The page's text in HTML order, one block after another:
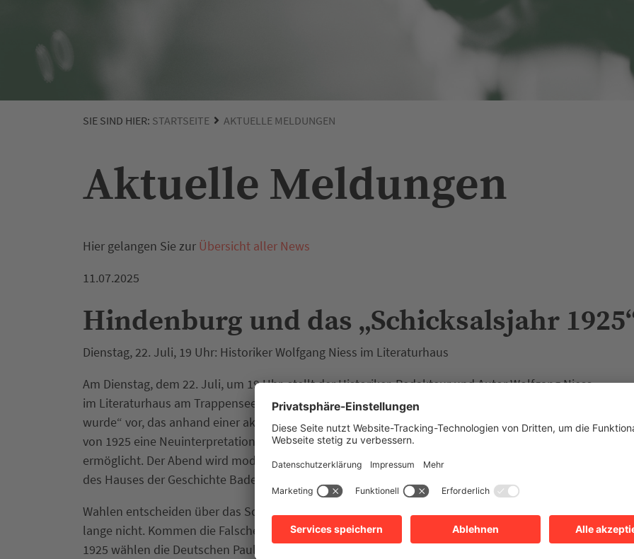
SIE SIND HIER: STARTSEITE AKTUELLE MELDUNGEN
Aktuelle Meldungen
Hier gelangen Sie zur Übersicht aller News
11.07.2025
Hindenburg und das „Schicksalsjahr
Dienstag, 22. Juli, 19 Uhr: Historiker Wolfgang Niess im Literaturhaus
Am Dienstag, dem 22. Juli, um 19 Uhr, stellt der Historiker, Redakteur und Autor Wolfgang Niess
im Literaturhaus am Trappensee sein Werk „Schicksalsjahr 1925 – Als Hindenburg Präsident
wurde“ vor, das anhand einer akribischen Darstellung und Analyse der Hintergründe der Wahl
von 1925 eine Neuinterpretation der Rolle Hindenburgs bei der Errichtung der NS-Diktatur
ermöglicht. Der Abend wird moderiert von Professor Dr. Thomas Schnabel, dem früheren Leiter
des Hauses der Geschichte Baden-Württemberg in Stuttgart.
Wahlen entscheiden über das Schicksal von Demokratien. Das ist heute wieder so bewusst, wie
lange nicht. Kommen die Falschen in höchste Ämter, können Demokratien scheitern. Im April
1925 wählen die Deutschen Paul von Hindenburg zu ihrem Reichspräsidenten und legen damit